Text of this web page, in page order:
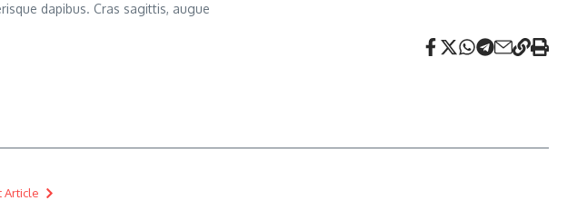
dapibus. Cras sagittis, augue
Article